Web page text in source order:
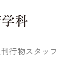
刊行物スタッフ